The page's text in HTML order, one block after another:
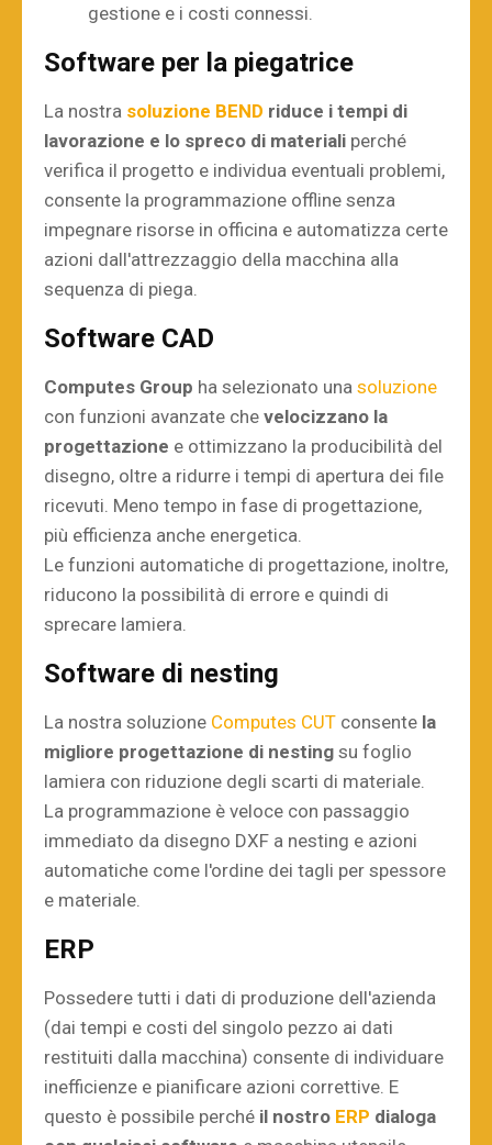
gestione e i costi connessi.
Software per la piegatrice
La nostra soluzione BEND riduce i tempi di
lavorazione e lo spreco di materiali perché
verifica il progetto e individua eventuali problemi,
consente la programmazione offline senza
impegnare risorse in officina e automatizza certe
azioni dall'attrezzaggio della macchina alla
sequenza di piega.
Software CAD
Computes Group ha selezionato una soluzione
con funzioni avanzate che velocizzano la
progettazione e ottimizzano la producibilità del
disegno, oltre a ridurre i tempi di apertura dei file
ricevuti. Meno tempo in fase di progettazione,
più efficienza anche energetica.
Le funzioni automatiche di progettazione, inoltre,
riducono la possibilità di errore e quindi di
sprecare lamiera.
Software di nesting
La nostra soluzione Computes CUT consente la
migliore progettazione di nesting su foglio
lamiera con riduzione degli scarti di materiale.
La programmazione è veloce con passaggio
immediato da disegno DXF a nesting e azioni
automatiche come l'ordine dei tagli per spessore
e materiale.
ERP
Possedere tutti i dati di produzione dell'azienda
(dai tempi e costi del singolo pezzo ai dati
restituiti dalla macchina) consente di individuare
inefficienze e pianificare azioni correttive. E
questo è possibile perché il nostro ERP dialoga